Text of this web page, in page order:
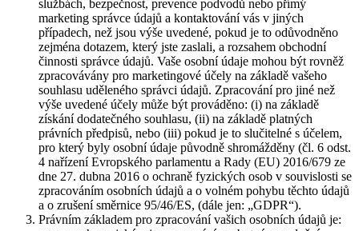
službách, bezpečnost, prevence podvodů nebo přímý
marketing správce údajů a kontaktování vás v jiných
případech, než jsou výše uvedené, pokud je to odůvodněno
zejména dotazem, který jste zaslali, a rozsahem obchodní
činnosti správce údajů. Vaše osobní údaje mohou být rovněž
zpracovávány pro marketingové účely na základě vašeho
souhlasu uděleného správci údajů. Zpracování pro jiné než
výše uvedené účely může být prováděno: (i) na základě
získání dodatečného souhlasu, (ii) na základě platných
právních předpisů, nebo (iii) pokud je to slučitelné s účelem,
pro který byly osobní údaje původně shromážděny (čl. 6 odst.
4 nařízení Evropského parlamentu a Rady (EU) 2016/679 ze
dne 27. dubna 2016 o ochraně fyzických osob v souvislosti se
zpracováním osobních údajů a o volném pohybu těchto údajů
a o zrušení směrnice 95/46/ES, (dále jen: „GDPR“).
Právním základem pro zpracování vašich osobních údajů je: